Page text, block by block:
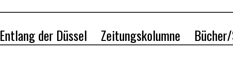
Entlang der Düssel Zeitungskolumne